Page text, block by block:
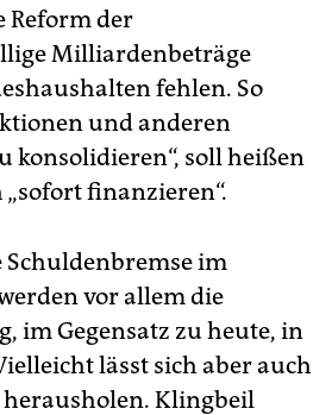
Reform der
Milliardenbeträge
fehlen. So
und anderen
konsolidieren“, soll heißen
finanzieren“.
Schuldenbremse im
vor allem die
im Gegensatz zu heute, in
lässt sich aber auch
Klingbeil